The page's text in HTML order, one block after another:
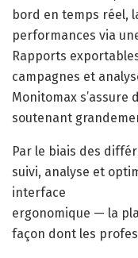
bord en temps réel,
performances via
Rapports
campagnes et
Monitomax
soutenant
Par le biais des
suivi, analyse et
interface
ergonomique — la
façon dont les